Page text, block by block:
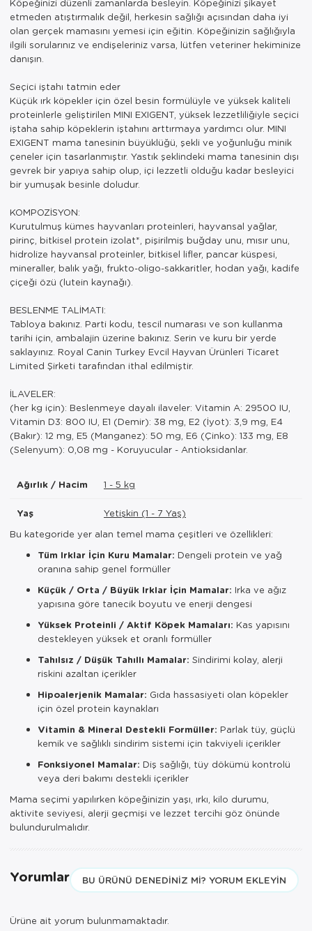
etmeden atıştırmalık değil, herkesin sağlığı açısından daha iyi
olan gerçek mamasını yemesi için eğitin. Köpeğinizin sağlığıyla
ilgili sorularınız ve endişeleriniz varsa, lütfen veteriner hekiminize
danışın.
Seçici iştahı tatmin eder
Küçük ırk köpekler için özel besin formülüyle ve yüksek kaliteli
proteinlerle geliştirilen MINI EXIGENT, yüksek lezzetliliğiyle seçici
iştaha sahip köpeklerin iştahını arttırmaya yardımcı olur. MINI
EXIGENT mama tanesinin büyüklüğü, şekli ve yoğunluğu minik
çeneler için tasarlanmıştır. Yastık şeklindeki mama tanesinin dışı
gevrek bir yapıya sahip olup, içi lezzetli olduğu kadar besleyici
bir yumuşak besinle doludur.
KOMPOZİSYON:
Kurutulmuş kümes hayvanları proteinleri, hayvansal yağlar,
pirinç, bitkisel protein izolat*, pişirilmiş buğday unu, mısır unu,
hidrolize hayvansal proteinler, bitkisel lifler, pancar küspesi,
mineraller, balık yağı, frukto-oligo-sakkaritler, hodan yağı, kadife
çiçeği özü (lutein kaynağı).
BESLENME TALİMATI:
Tabloya bakınız. Parti kodu, tescil numarası ve son kullanma
tarihi için, ambalajin üzerine bakınız. Serin ve kuru bir yerde
saklayınız. Royal Canin Turkey Evcil Hayvan Ürünleri Ticaret
Limited Şirketi tarafından ithal edilmiştir.
İLAVELER:
(her kg için): Beslenmeye dayalı ilaveler: Vitamin A: 29500 IU,
Vitamin D3: 800 IU, E1 (Demir): 38 mg, E2 (İyot): 3,9 mg, E4
(Bakır): 12 mg, E5 (Manganez): 50 mg, E6 (Çinko): 133 mg, E8
(Selenyum): 0,08 mg - Koruyucular - Antioksidanlar.
Ağırlık / Hacim 1 - 5 kg
Yaş
Yetişkin (1 - 7 Yaş)
Bu kategoride yer alan temel mama çeşitleri ve özellikleri:
Tüm Irklar İçin Kuru Mamalar: Dengeli protein ve yağ
oranına sahip genel formüller
Küçük / Orta / Büyük Irklar İçin Mamalar: Irka ve ağız
yapısına göre tanecik boyutu ve enerji dengesi
Yüksek Proteinli / Aktif Köpek Mamaları: Kas yapısını
destekleyen yüksek et oranlı formüller
Tahılsız / Düşük Tahıllı Mamalar: Sindirimi kolay, alerji
riskini azaltan içerikler
Hipoalerjenik Mamalar: Gıda hassasiyeti olan köpekler
için özel protein kaynakları
Vitamin & Mineral Destekli Formüller: Parlak tüy, güçlü
kemik ve sağlıklı sindirim sistemi için takviyeli içerikler
Fonksiyonel Mamalar: Diş sağlığı, tüy dökümü kontrolü
veya deri bakımı destekli içerikler
Mama seçimi yapılırken köpeğinizin yaşı, ırkı, kilo durumu,
aktivite seviyesi, alerji geçmişi ve lezzet tercihi göz önünde
bulundurulmalıdır.
Yorumlar BU ÜRÜNÜ DENEDINIZ MI? YORUM EKLEYIN
Ürüne ait yorum bulunmamaktadır.